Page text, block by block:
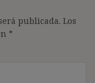
publicada. Los
*